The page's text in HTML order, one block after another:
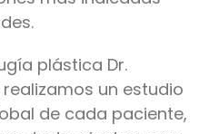
plástica Dr.
un estudio
de cada paciente,